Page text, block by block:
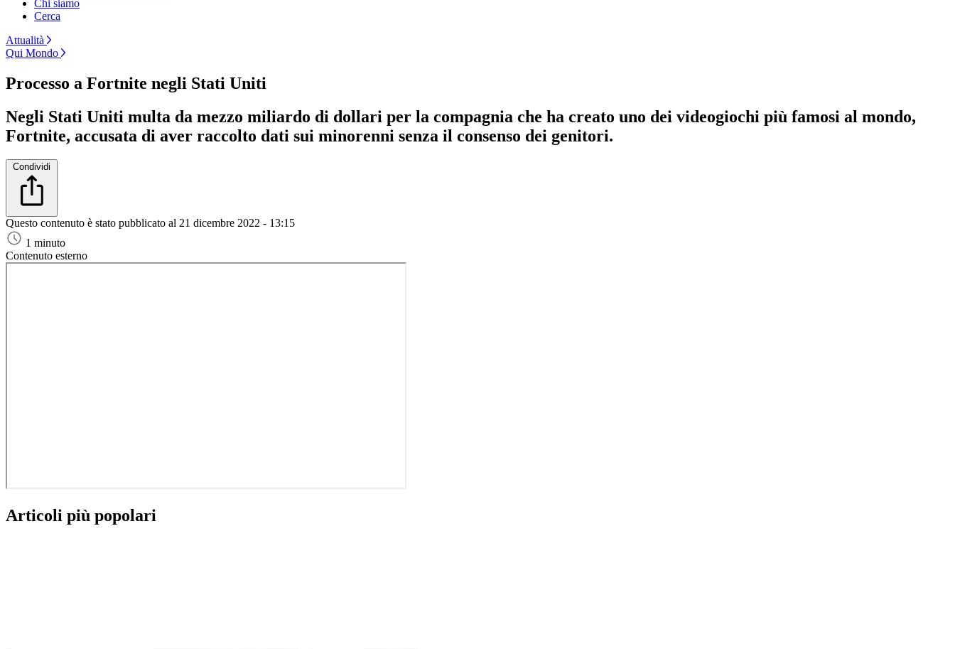
Chi siamo
Cerca
Attualità
Qui Mondo
Processo a Fortnite negli Stati Uniti
Negli Stati Uniti multa da mezzo miliardo di dollari per la compagnia che ha creato uno dei videogiochi più famosi al mondo,
Fortnite, accusata di aver raccolto dati sui minorenni senza il consenso dei genitori.
Condividi
Questo contenuto è stato pubblicato al 21 dicembre 2022 - 13:15
1 minuto
Contenuto esterno
Articoli più popolari